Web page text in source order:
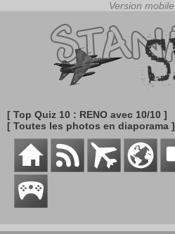
[ Top Quiz 10 : RENO avec 10/10 ]
[ Toutes les photos en diaporama ]